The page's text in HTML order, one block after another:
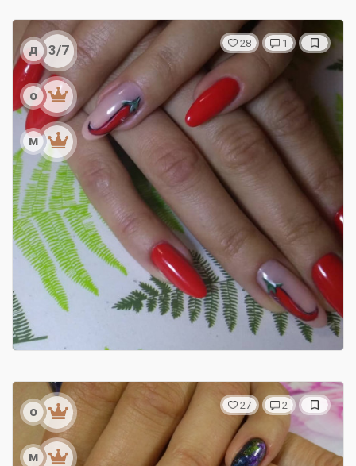
д 3/7
о
м
28 1
о
м
27 2